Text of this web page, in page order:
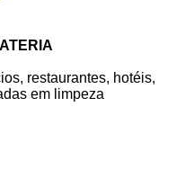
restaurantes, hotéis,
em limpeza